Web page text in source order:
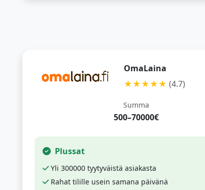
OmaLaina
★★★★★ (4.7)
Summa
500–70000€
Plussat
Yli 300000 tyytyväistä asiakasta
Rahat tilille usein samana päivänä